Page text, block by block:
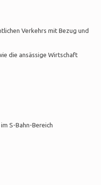
Verkehrs mit Bezug und
die ansässige Wirtschaft
S-Bahn-Bereich